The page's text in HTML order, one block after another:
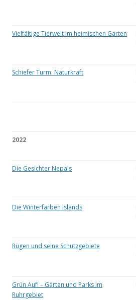
Vielfältige Tierwelt im heimischen Garten
Schiefer Turm: Naturkraft
2022
Die Gesichter Nepals
Die Winterfarben Islands
Rügen und seine Schutzgebiete
Grün Auf! – Gärten und Parks im
Ruhrgebiet